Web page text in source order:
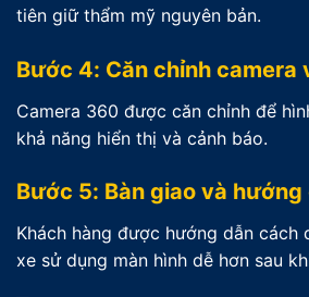
tiên giữ thẩm mỹ nguyên bản.
Bước 4: Căn chỉnh camera
Camera 360 được căn chỉnh để
khả năng hiển thị và cảnh báo.
Bước 5: Bàn giao và
Khách hàng được hướng dẫn
xe sử dụng màn hình dễ hơn sau